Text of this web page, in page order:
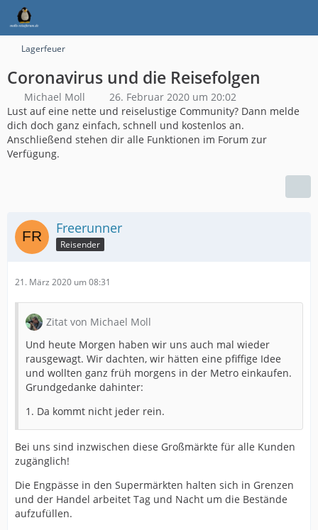
Lagerfeuer
Coronavirus und die Reisefolgen
Michael Moll
26. Februar 2020 um 20:02
Lust auf eine nette und reiselustige Community? Dann melde
dich doch ganz einfach, schnell und kostenlos an.
Anschließend stehen dir alle Funktionen im Forum zur
Verfügung.
Freerunner
Reisender
21. März 2020 um 08:31
Zitat von Michael Moll
Und heute Morgen haben wir uns auch mal wieder
rausgewagt. Wir dachten, wir hätten eine pfiffige Idee
und wollten ganz früh morgens in der Metro einkaufen.
Grundgedanke dahinter:
1. Da kommt nicht jeder rein.
Bei uns sind inzwischen diese Großmärkte für alle Kunden
zugänglich!
Die Engpässe in den Supermärkten halten sich in Grenzen
und der Handel arbeitet Tag und Nacht um die Bestände
aufzufüllen.